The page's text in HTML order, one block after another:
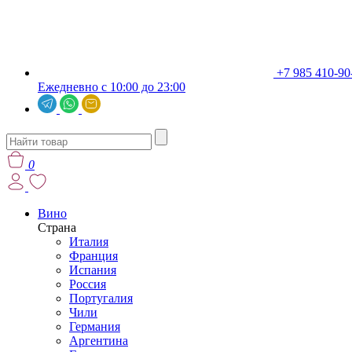
+7 985 410-
Ежедневно с 10:00 до 23:00
0
Вино
Страна
Италия
Франция
Испания
Россия
Португалия
Чили
Германия
Аргентина